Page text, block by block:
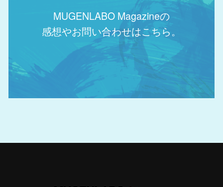
MUGENLABO Magazineの
感想やお問い合わせはこちら。